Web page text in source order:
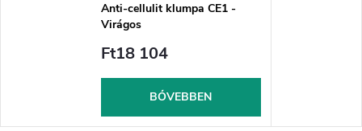
Anti-cellulit klumpa CE1 -
Virágos
Ft18 104
BŐVEBBEN